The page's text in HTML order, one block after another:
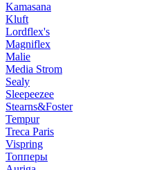
Kamasana
Kluft
Lordflex's
Magniflex
Malie
Media Strom
Sealy
Sleepeezee
Stearns&Foster
Tempur
Treca Paris
Vispring
Топперы